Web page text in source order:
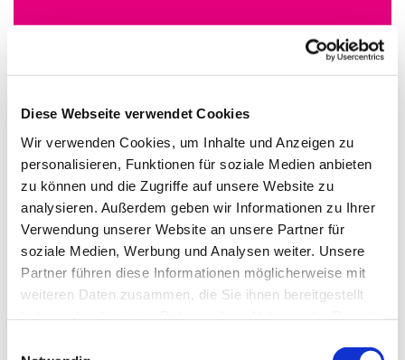
Diese Webseite verwendet Cookies
Wir verwenden Cookies, um Inhalte und Anzeigen zu
personalisieren, Funktionen für soziale Medien anbieten
zu können und die Zugriffe auf unsere Website zu
analysieren. Außerdem geben wir Informationen zu Ihrer
Verwendung unserer Website an unsere Partner für
soziale Medien, Werbung und Analysen weiter. Unsere
Partner führen diese Informationen möglicherweise mit
weiteren Daten zusammen, die Sie ihnen bereitgestellt